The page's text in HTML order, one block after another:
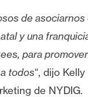
de
y una
para
a todos“, dijo
de NYDIG.